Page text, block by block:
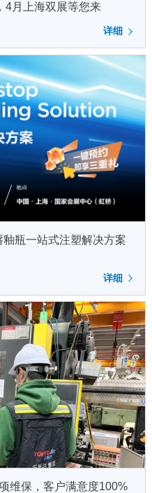
4月上海双展等您来
详细
瓶一站式注塑解决方案
详细
维保，客户满意度100%